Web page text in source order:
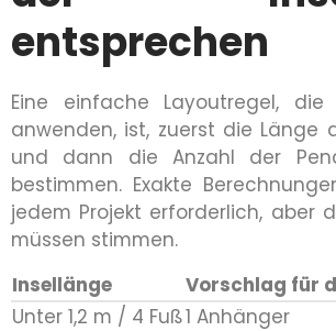
entsprechen
Eine einfache Layoutregel, die
anwenden, ist, zuerst die Länge
und dann die Anzahl der
bestimmen. Exakte
jedem Projekt erforderlich, aber
müssen stimmen.
Insellänge
Vorschlag für
Unter 1,2 m / 4 Fuß1 Anhänger